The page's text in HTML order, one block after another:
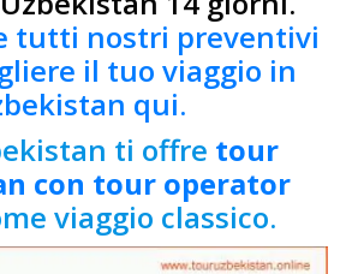
tutti nostri preventivi
il tuo viaggio in
qui.
ti offre tour
con tour operator
viaggio classico.